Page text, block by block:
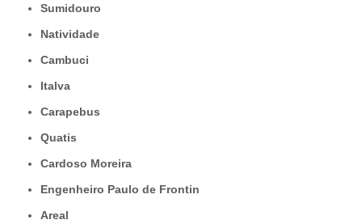
Sumidouro
Natividade
Cambuci
Italva
Carapebus
Quatis
Cardoso Moreira
Engenheiro Paulo de Frontin
Areal